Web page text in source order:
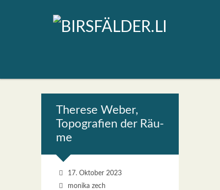
The­re­se Weber,
Topo­gra­fien der Räu­
me
17. Oktober 2023
monika zech